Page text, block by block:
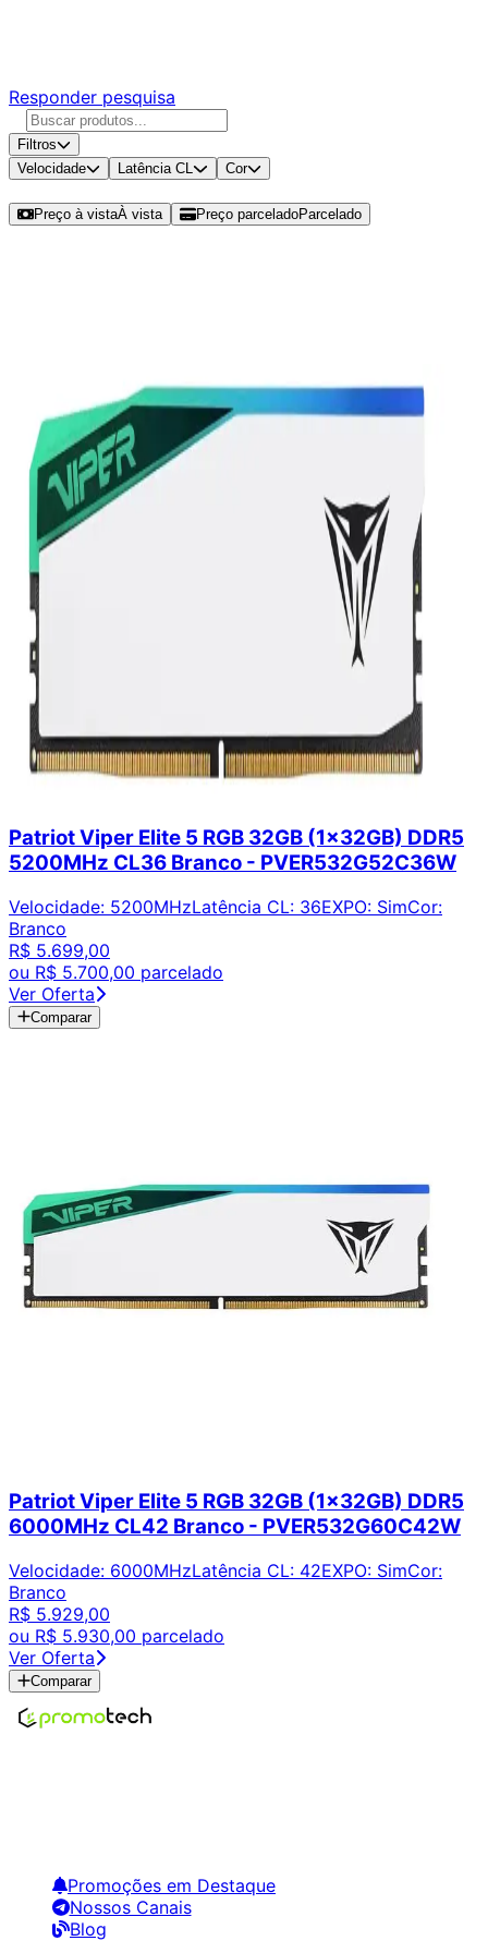
Responder pesquisa
Filtros
Velocidade
Latência CL Cor
Preço à vistaÀ vista Preço parceladoParcelado
Patriot Viper Elite 5 RGB 32GB (1x32GB) DDR5
5200MHz CL36 Branco - PVER532G52C36W
Velocidade: 5200MHzLatência CL: 36EXPO: SimCor:
Branco
R$ 5.699,00
ou R$ 5.700,00 parcelado
Ver Oferta
Comparar
Patriot Viper Elite 5 RGB 32GB (1x32GB) DDR5
6000MHz CL42 Branco - PVER532G60C42W
Velocidade: 6000MHzLatência CL: 42EXPO: SimCor:
Branco
R$ 5.929,00
ou R$ 5.930,00 parcelado
Ver Oferta
Comparar
Promoções em Destaque
Nossos Canais
Blog